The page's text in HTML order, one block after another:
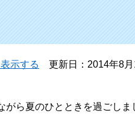
示する 更新日：2014年8
がら夏のひとときを過ごしま